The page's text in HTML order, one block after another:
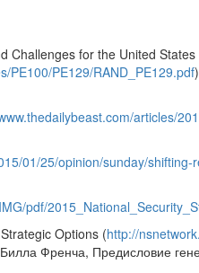
Challenges for the United States
PE100/PE129/RAND_PE129.pdf
articles/
01/25/opinion/sunday/
pdf/
Options (http://
Френча, Предисловие